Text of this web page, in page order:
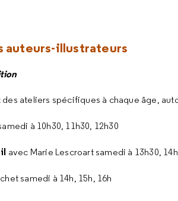
auteurs-illustrateurs
ateliers spécifiques à chaque âge,
à 10h30, 11h30, 12h30
avec Marie Lescroart samedi à 13h30,
samedi à 14h, 15h, 16h